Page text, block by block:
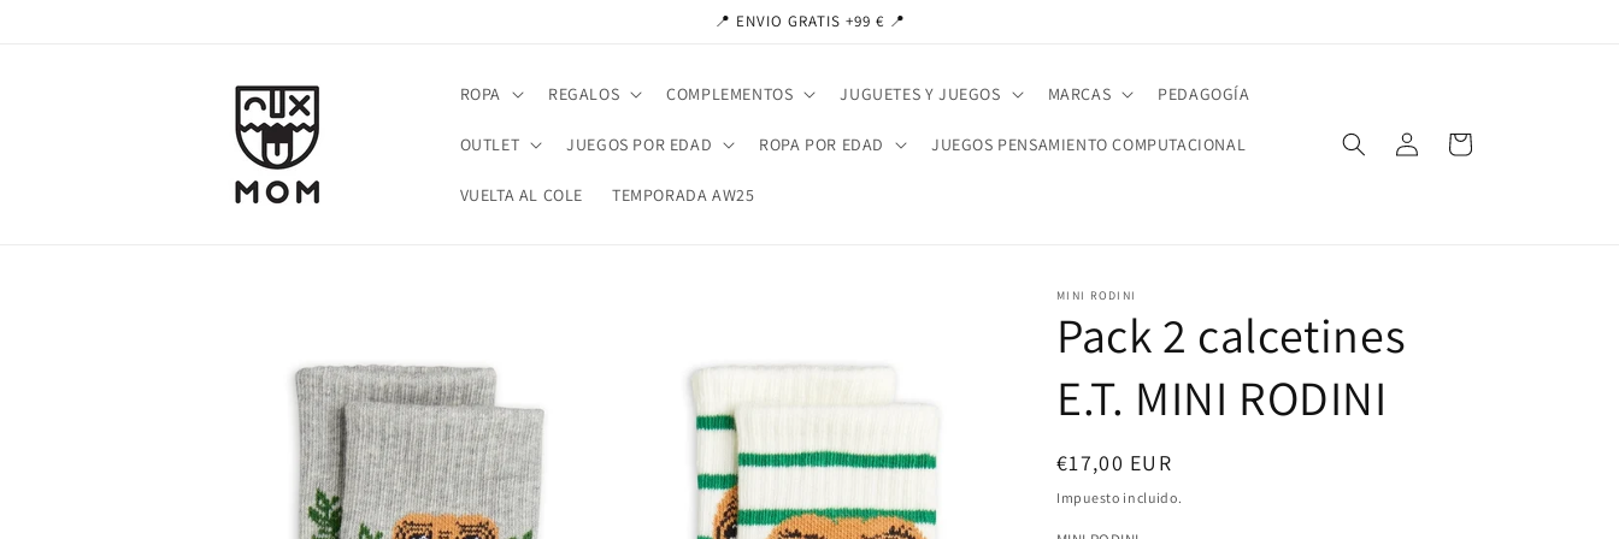
📍 ENVIO GRATIS +99 € 📍
ROPA REGALOS COMPLEMENTOS JUGUETES Y JUEGOS MARCAS PEDAGOGÍA
OUTLET JUEGOS POR EDAD ROPA POR EDAD JUEGOS PENSAMIENTO COMPUTACIONAL
VUELTA AL COLE TEMPORADA AW25
Iniciar
sesión
Carrito
MINI RODINI
Pack 2 calcetines
E.T. MINI RODINI
Precio
habitual
€17,00 EUR
Impuesto incluido.